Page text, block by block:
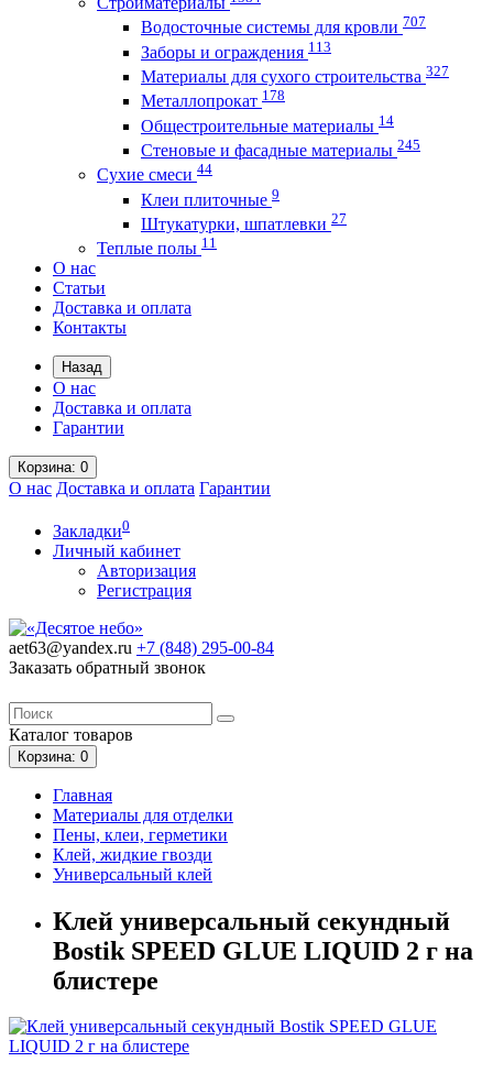
Водосточные системы для кровли 707
Заборы и ограждения 113
Материалы для сухого строительства 327
Металлопрокат 178
Общестроительные материалы 14
Стеновые и фасадные материалы 245
Сухие смеси 44
Клеи плиточные 9
Штукатурки, шпатлевки 27
Теплые полы 11
О нас
Статьи
Доставка и оплата
Контакты
Назад
О нас
Доставка и оплата
Гарантии
Корзина: 0
О нас Доставка и оплата Гарантии
Закладки0
Личный кабинет
Авторизация
Регистрация
aet63@yandex.ru +7 (848) 295-00-84
Заказать обратный звонок
Каталог товаров
Корзина: 0
Главная
Материалы для отделки
Пены, клеи, герметики
Клей, жидкие гвозди
Универсальный клей
Клей универсальный секундный
Bostik SPEED GLUE LIQUID 2 г на
блистере